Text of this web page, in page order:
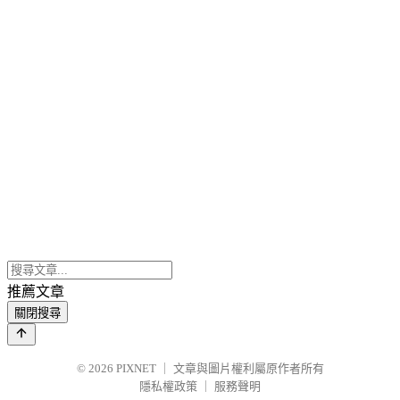
推薦文章
關閉搜尋
© 2026 PIXNET
文章與圖片權利屬原作者所有
隱私權政策
服務聲明